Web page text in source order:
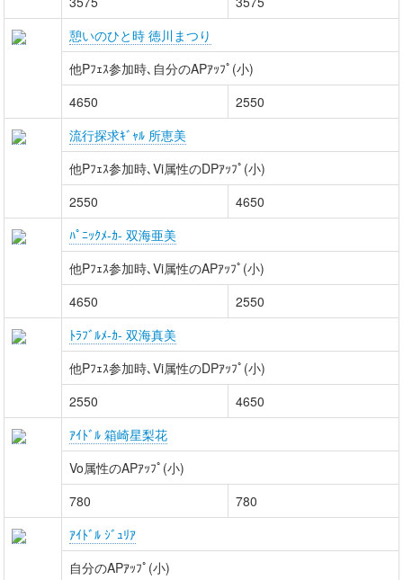
憩いのひと時 徳川まつり
他Pﾌｪｽ参加時､自分のAPｱｯﾌﾟ(小)
4650
2550
流行探求ｷﾞｬﾙ 所恵美
他Pﾌｪｽ参加時､Vi属性のDPｱｯﾌﾟ(小)
2550
4650
ﾊﾟﾆｯｸﾒ-ｶ- 双海亜美
他Pﾌｪｽ参加時､Vi属性のAPｱｯﾌﾟ(小)
4650
2550
ﾄﾗﾌﾞﾙﾒ-ｶ- 双海真美
他Pﾌｪｽ参加時､Vi属性のDPｱｯﾌﾟ(小)
2550
4650
ｱｲﾄﾞﾙ 箱崎星梨花
Vo属性のAPｱｯﾌﾟ(小)
780
780
ｱｲﾄﾞﾙ ｼﾞｭﾘｱ
自分のAPｱｯﾌﾟ(小)